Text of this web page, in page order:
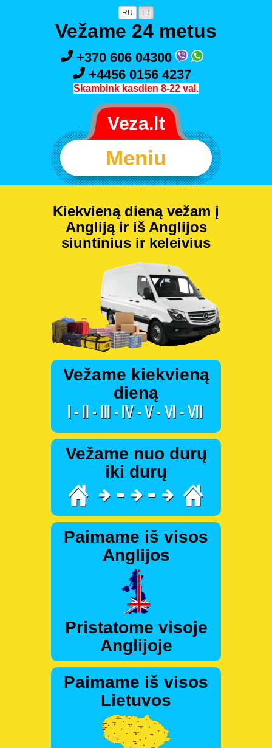
RU LT
Vežame 24 metus
+370 606 04300
+4456 0156 4237
Skambink kasdien 8-22 val.
Meniu
Kiekvieną dieną vežam į
Angliją ir iš Anglijos
siuntinius ir keleivius
Vežame kiekvieną
dieną
Vežame nuo durų
iki durų
Paimame iš visos
Anglijos
Pristatome visoje
Anglijoje
Paimame iš visos
Lietuvos